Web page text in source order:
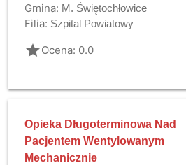
Gmina: M. Świętochłowice
Filia: Szpital Powiatowy
gradeOcena: 0.0
Opieka Długoterminowa Nad
Pacjentem Wentylowanym
Mechanicznie